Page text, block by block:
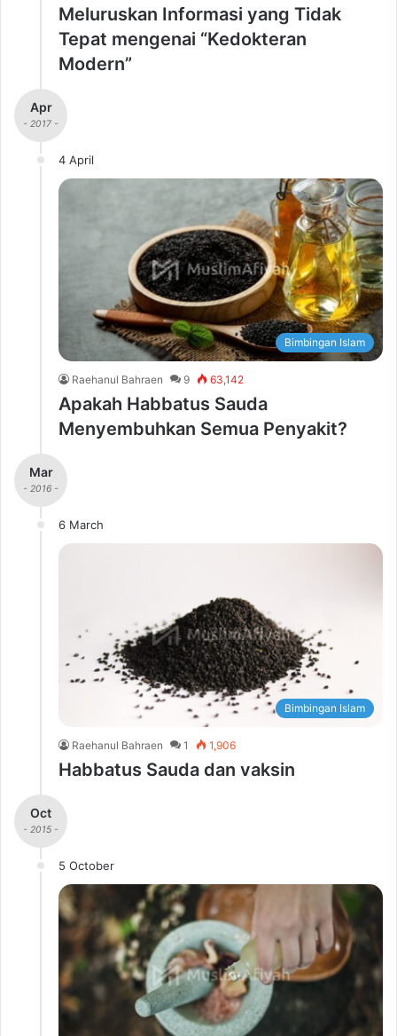
Meluruskan Informasi yang Tidak
Tepat mengenai “Kedokteran
Modern”
Apr
- 2017 -
4 April
Bimbingan Islam
Raehanul Bahraen 9 63,142
Apakah Habbatus Sauda
Menyembuhkan Semua Penyakit?
Mar
- 2016 -
6 March
Bimbingan Islam
Raehanul Bahraen 1 1,906
Habbatus Sauda dan vaksin
Oct
- 2015 -
5 October